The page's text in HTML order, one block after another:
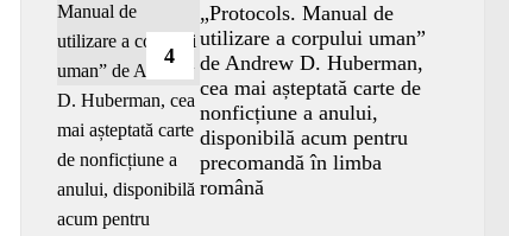
4
„Protocols. Manual de
utilizare a corpului uman”
de Andrew D. Huberman,
cea mai așteptată carte de
nonficțiune a anului,
disponibilă acum pentru
precomandă în limba
română